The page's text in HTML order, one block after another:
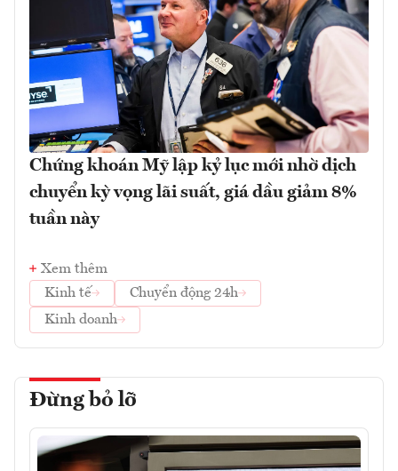
Chứng khoán Mỹ lập kỷ lục mới nhờ dịch
chuyển kỳ vọng lãi suất, giá dầu giảm 8%
tuần này
Xem thêm
Kinh tế
Chuyển động 24h
Kinh doanh
Đừng bỏ lỡ